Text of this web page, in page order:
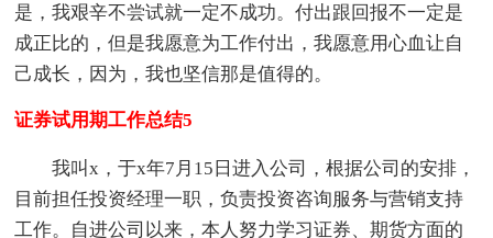
是，我艰辛不尝试就一定不成功。付出跟回报不一定是
成正比的，但是我愿意为工作付出，我愿意用心血让自
己成长，因为，我也坚信那是值得的。
证券试用期工作总结5
我叫x，于x年7月15日进入公司，根据公司的安排，
目前担任投资经理一职，负责投资咨询服务与营销支持
工作。自进公司以来，本人努力学习证券、期货方面的